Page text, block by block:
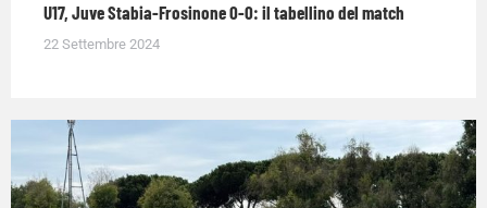
U17, Juve Stabia-Frosinone 0-0: il tabellino del match
22 Settembre 2024